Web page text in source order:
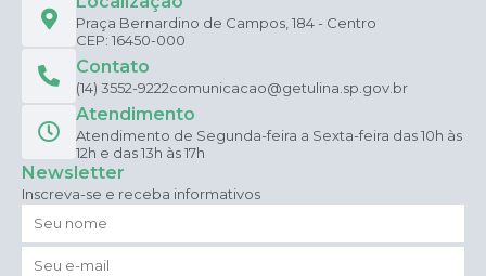
Praça Bernardino de Campos, 184 - Centro
CEP: 16450-000
Contato
(14) 3552-9222comunicacao@getulina.sp.gov.br
Atendimento
Atendimento de Segunda-feira a Sexta-feira das 10h às
12h e das 13h às 17h
Newsletter
Inscreva-se e receba informativos